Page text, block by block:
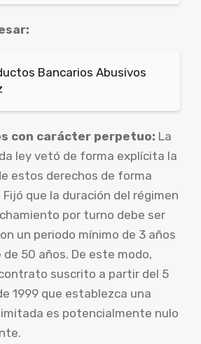
Bancarios Abusivos
con carácter perpetuo: La
ley vetó de forma explícita la
estos derechos de forma
Fijó que la duración del régimen
por turno debe ser
un periodo mínimo de 3 años
50 años. De este modo,
suscrito a partir del 5
1999 que establezca una
es potencialmente nulo